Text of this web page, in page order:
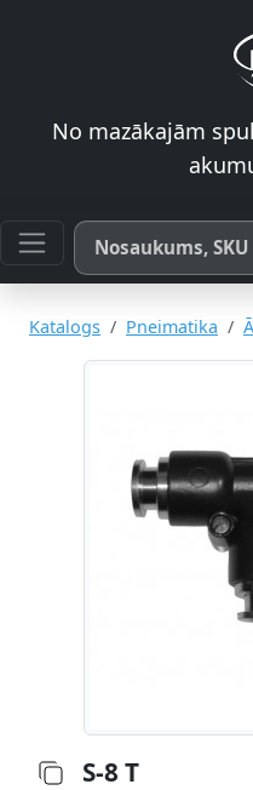
No mazākajām
Meklēt pēc produkta
Katalogs Pneimatika
S-8 T